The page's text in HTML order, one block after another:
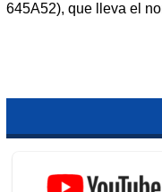
645A52), que lleva el